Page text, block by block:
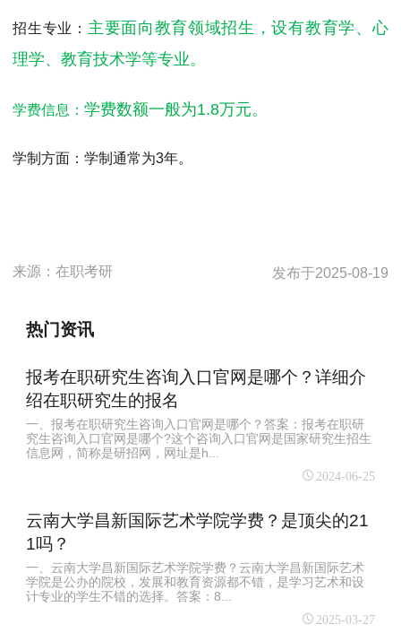
招生专业： 主要面向教育领域招生，设有教育学、心
理学、教育技术学等专业。
学费信息：学费数额一般为1.8万元。
学制方面：学制通常为3年。
来源：在职考研 发布于2025-08-19
热门资讯
报考在职研究生咨询入口官网是哪个？详细介
绍在职研究生的报名
一、报考在职研究生咨询入口官网是哪个？答案：报考在职研
究生咨询入口官网是哪个?这个咨询入口官网是国家研究生招生
信息网，简称是研招网，网址是h...
2024-06-25
云南大学昌新国际艺术学院学费？是顶尖的21
1吗？
一、云南大学昌新国际艺术学院学费？云南大学昌新国际艺术
学院是公办的院校，发展和教育资源都不错，是学习艺术和设
计专业的学生不错的选择。答案：8...
2025-03-27